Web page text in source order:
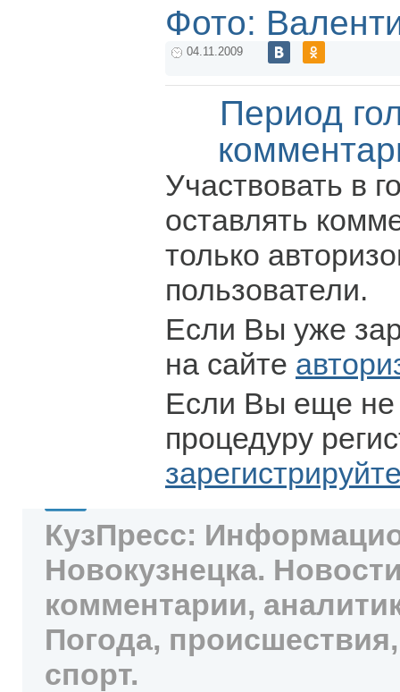
Фото:
04.11.2009
Период
Участвовать в
оставлять
только
пользователи.
Если Вы уже
на сайте
Если Вы еще не
процедуру
КузПресс:
Новокузнецка.
комментарии,
Погода,
спорт.